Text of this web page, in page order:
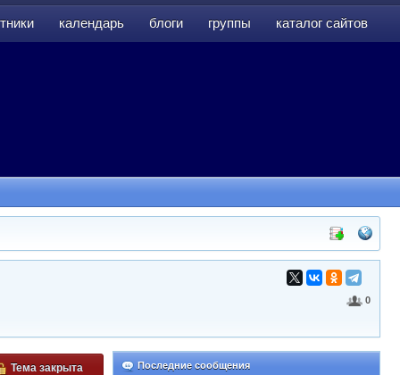
календарь блоги группы каталог сайтов
0
Последние сообщения
Тема закрыта